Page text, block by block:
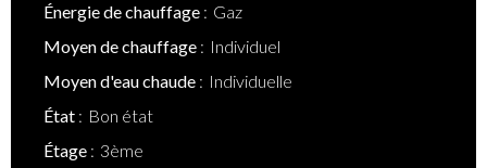
Énergie de chauffage
Gaz
Moyen de chauffage
Individuel
Moyen d'eau chaude
Individuelle
État
Bon état
Étage
3ème